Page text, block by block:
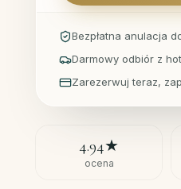
Bezpłatna anulacja
Darmowy odbiór z
Zarezerwuj teraz,
4.94★
ocena